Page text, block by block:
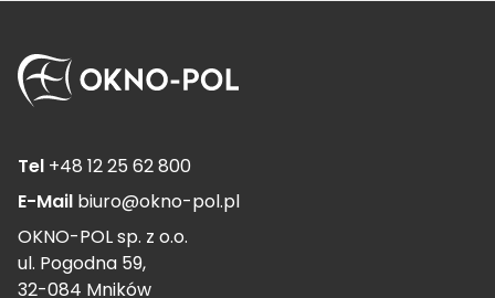
Tel +48 12 25 62 800
E-Mail biuro@okno-pol.pl
OKNO-POL sp. z o.o.
ul. Pogodna 59,
32-084 Mników